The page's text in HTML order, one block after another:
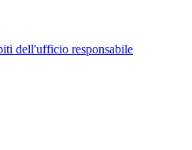
dell'ufficio responsabile